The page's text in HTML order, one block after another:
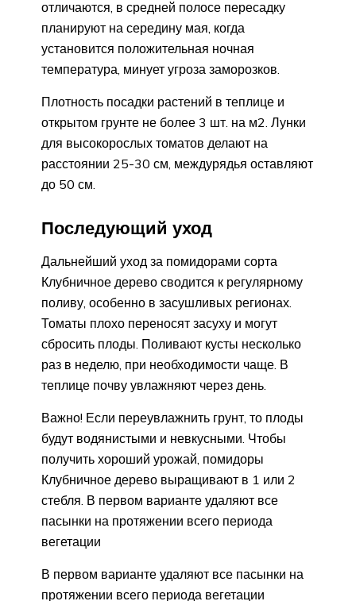
отличаются, в средней полосе пересадку
планируют на середину мая, когда
установится положительная ночная
температура, минует угроза заморозков.
Плотность посадки растений в теплице и
открытом грунте не более 3 шт. на м2. Лунки
для высокорослых томатов делают на
расстоянии 25-30 см, междурядья оставляют
до 50 см.
Последующий уход
Дальнейший уход за помидорами сорта
Клубничное дерево сводится к регулярному
поливу, особенно в засушливых регионах.
Томаты плохо переносят засуху и могут
сбросить плоды. Поливают кусты несколько
раз в неделю, при необходимости чаще. В
теплице почву увлажняют через день.
Важно! Если переувлажнить грунт, то плоды
будут водянистыми и невкусными. Чтобы
получить хороший урожай, помидоры
Клубничное дерево выращивают в 1 или 2
стебля. В первом варианте удаляют все
пасынки на протяжении всего периода
вегетации
В первом варианте удаляют все пасынки на
протяжении всего периода вегетации